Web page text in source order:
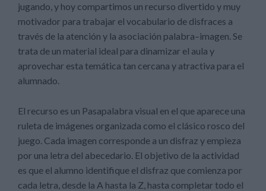
jugando, y hoy compartimos un recurso divertido y muy
motivador para trabajar el vocabulario de disfraces a
través de la atención y la asociación palabra–imagen. Se
trata de un material ideal para dinamizar el aula y
aprovechar esta temática tan cercana y atractiva para el
alumnado.
El recurso es un Pasapalabra visual en el que aparece una
ruleta de imágenes organizada como el clásico rosco del
juego. Cada imagen corresponde a un disfraz y empieza
por una letra del abecedario. El objetivo de la actividad
es que el alumno identifique el disfraz que comienza por
cada letra, desde la A hasta la Z, hasta completar todo el